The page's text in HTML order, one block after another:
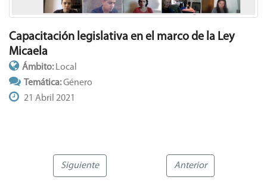
Capacitación legislativa en el marco de la Ley
Micaela
Ámbito: Local
Temática:Género
21 Abril 2021
Siguiente Anterior